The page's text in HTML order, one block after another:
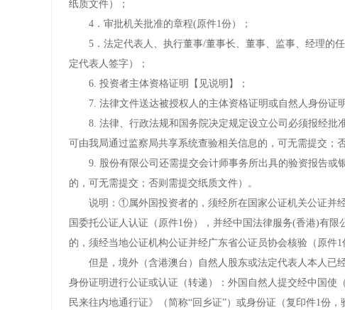
纸质文件）；
4．审批机关批准的章程(原件1份）；
5．法定代表人、执行董事/董事长、董事、监事、经理的任
定代表人签字）；
6. 投资者主体资格证明【见说明】；
7. 法律文件送达被授权人的主体资格证明或自然人身份证
8. 法律、行政法规和国务院决定规定设立公司必须报经批
可由我局通过监察局共享系统查验相关信息的，可无需提交；
9. 股份有限公司还需提交会计师事务所出具的验资报告或
的，可无需提交；否则需提交纸质文件）。
说明：①属外国投资者的，须经所在国家公证机关公证并经
国委托公证人认证（原件1份），并经中国法律服务(香港)有
的，须经当地公证机构公证并经广东省公证员协会核验（原件1
但是，境外（含港澳台）自然人股东或法定代表人本人已
身份证明进行公证或认证（转递）：外国自然人提交经中国
民来往内地通行证》（简称“回乡证”）或身份证（复印件1份